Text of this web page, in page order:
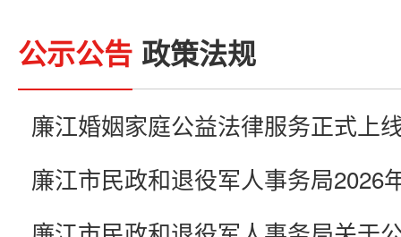
公示公告 政策法规
廉江婚姻家庭公益法律服务正式上